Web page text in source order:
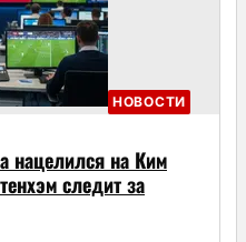
НОВОСТИ
нацелился на Ким
следит за